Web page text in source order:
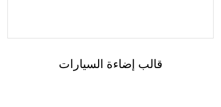
قالب قطع غيار السيارات بحقن